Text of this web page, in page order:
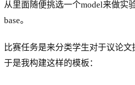
从里面随便挑选一个model来做实
base。
比赛任务是来分类学生对于议论文
于是我构建这样的模板：